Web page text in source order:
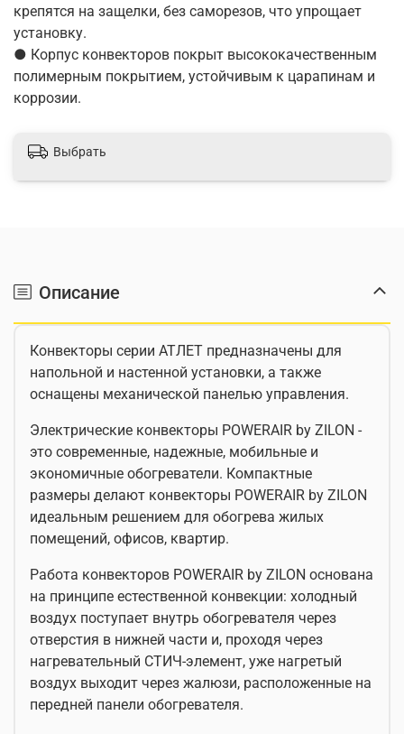
крепятся на защелки, без саморезов, что упрощает
установку.
● Корпус конвекторов покрыт высококачественным
полимерным покрытием, устойчивым к царапинам и
коррозии.
Выбрать
Описание
Конвекторы серии АТЛЕТ предназначены для
напольной и настенной установки, а также
оснащены механической панелью управления.
Электрические конвекторы POWERAIR by ZILON -
это современные, надежные, мобильные и
экономичные обогреватели. Компактные
размеры делают конвекторы POWERAIR by ZILON
идеальным решением для обогрева жилых
помещений, офисов, квартир.
Работа конвекторов POWERAIR by ZILON основана
на принципе естественной конвекции: холодный
воздух поступает внутрь обогревателя через
отверстия в нижней части и, проходя через
нагревательный СТИЧ-элемент, уже нагретый
воздух выходит через жалюзи, расположенные на
передней панели обогревателя.